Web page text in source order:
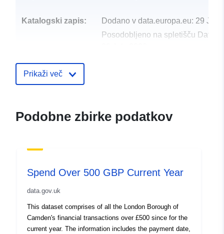
Katalogski zapis: Dodano v data.europa.eu: 29 July
Posodobljeno na spletišču
uriRef:
Prikaži več
Podobne zbirke podatkov
Spend Over 500 GBP Current Year
data.gov.uk
This dataset comprises of all the London Borough of
Camden's financial transactions over £500 since for the
current year. The information includes the payment date,